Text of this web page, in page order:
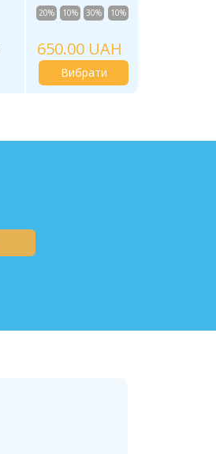
20% 10% 30% 10%
650.00 UAH
Вибрати